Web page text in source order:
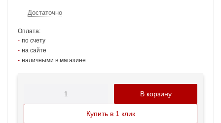
Достаточно
Оплата:
по счету
на сайте
наличными в магазине
В корзину
Купить в 1 клик